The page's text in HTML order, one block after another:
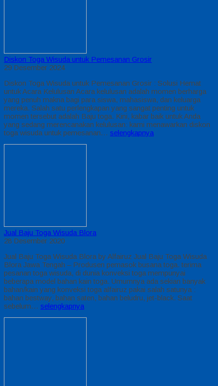
Diskon Toga Wisuda untuk Pemesanan Grosir
29 Desember 2024
Diskon Toga Wisuda untuk Pemesanan Grosir : Solusi Hemat
untuk Acara Kelulusan Acara kelulusan adalah momen berharga
yang penuh makna bagi para siswa, mahasiswa, dan keluarga
mereka. Salah satu perlengkapan yang sangat penting untuk
momen tersebut adalah Baju toga. Kini, kabar baik untuk Anda
yang sedang merencanakan kelulusan: kami menawarkan diskon
toga wisuda untuk pemesanan… selengkapnya
Jual Baju Toga Wisuda Blora
28 Desember 2020
Jual Baju Toga Wisuda Blora by Alfairuz Jual Baju Toga Wisuda
Blora Jawa Tengah – Produsen pemasok busana toga. terima
pesanan toga wisuda, di dunia konveksi toga mempunyai
beberapa model bahan kain toga. Umumnya ada sekian banyak
bahan/kain yang konveksi toga alfairuz pakai salah satunya :
bahan bestway, bahan saten, bahan beludru, jet-black. Saat
sebelum… selengkapnya